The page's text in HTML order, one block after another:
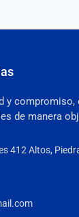
y compromiso,
de manera
412 Altos,